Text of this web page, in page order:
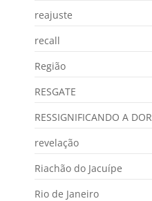
reajuste
recall
Região
RESGATE
RESSIGNIFICANDO A DOR
revelação
Riachão do Jacuípe
Rio de Janeiro